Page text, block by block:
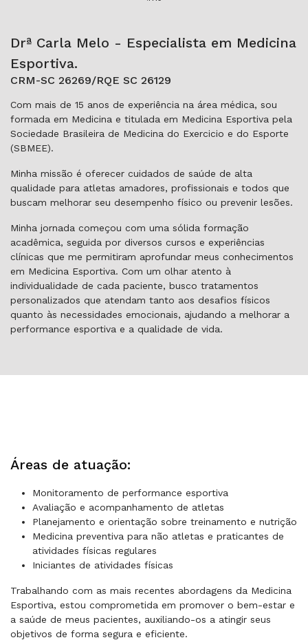
Drª Carla Melo - Especialista em Medicina
Esportiva.
CRM-SC 26269/RQE SC 26129
Com mais de 15 anos de experiência na área médica, sou
formada em Medicina e titulada em Medicina Esportiva pela
Sociedade Brasileira de Medicina do Exercicio e do Esporte
(SBMEE).
Minha missão é oferecer cuidados de saúde de alta
qualidade para atletas amadores, profissionais e todos que
buscam melhorar seu desempenho físico ou prevenir lesões.
Minha jornada começou com uma sólida formação
acadêmica, seguida por diversos cursos e experiências
clínicas que me permitiram aprofundar meus conhecimentos
em Medicina Esportiva. Com um olhar atento à
individualidade de cada paciente, busco tratamentos
personalizados que atendam tanto aos desafios físicos
quanto às necessidades emocionais, ajudando a melhorar a
performance esportiva e a qualidade de vida.
Áreas de atuação:
Monitoramento de performance esportiva
Avaliação e acompanhamento de atletas
Planejamento e orientação sobre treinamento e nutrição
Medicina preventiva para não atletas e praticantes de
atividades físicas regulares
Iniciantes de atividades físicas
Trabalhando com as mais recentes abordagens da Medicina
Esportiva, estou comprometida em promover o bem-estar e
a saúde de meus pacientes, auxiliando-os a atingir seus
objetivos de forma segura e eficiente.